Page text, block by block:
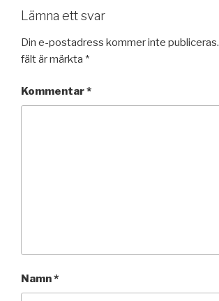
Lämna ett svar
Din e-postadress kommer inte publiceras.
fält är märkta *
Kommentar*
Namn*